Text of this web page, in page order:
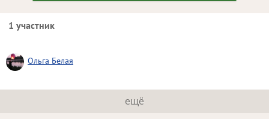
1 участник
Ольга Белая
ещё